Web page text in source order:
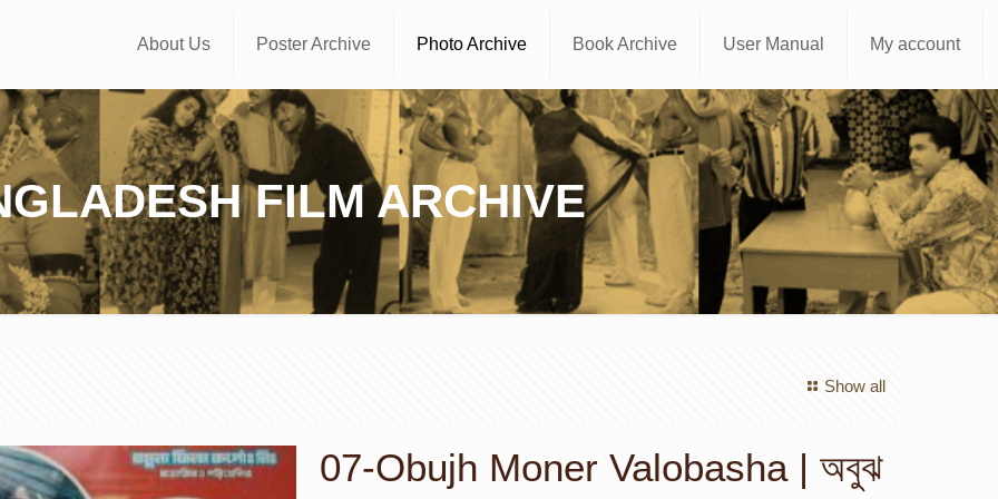
About Us Poster Archive Photo Archive Book Archive User Manual My account
FILM ARCHIVE
Show all
07-Obujh Moner Valobasha | অবুঝ